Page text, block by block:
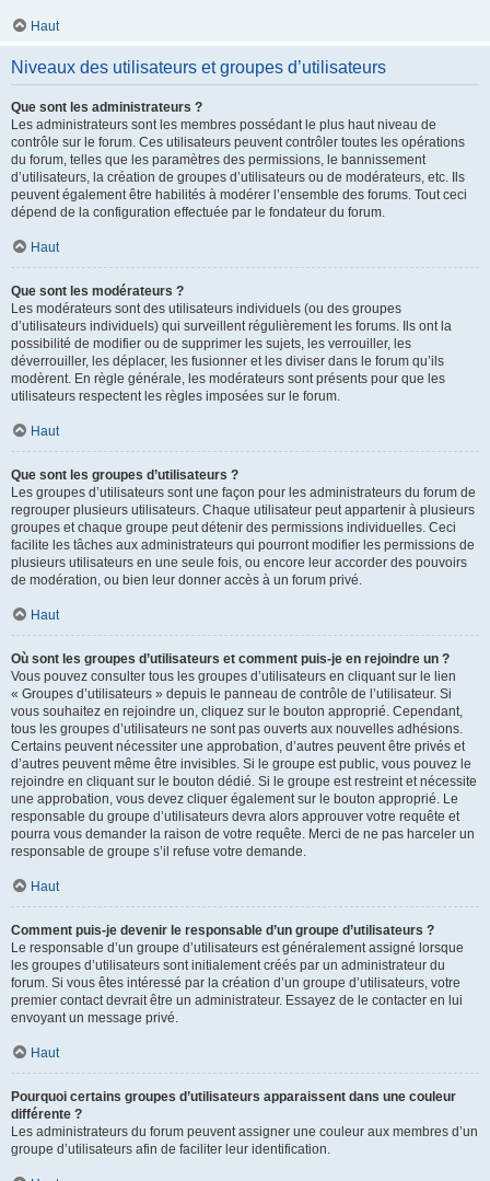
Haut
Niveaux des utilisateurs et groupes d’utilisateurs
Que sont les administrateurs ?
Les administrateurs sont les membres possédant le plus haut niveau de
contrôle sur le forum. Ces utilisateurs peuvent contrôler toutes les opérations
du forum, telles que les paramètres des permissions, le bannissement
d’utilisateurs, la création de groupes d’utilisateurs ou de modérateurs, etc. Ils
peuvent également être habilités à modérer l’ensemble des forums. Tout ceci
dépend de la configuration effectuée par le fondateur du forum.
Haut
Que sont les modérateurs ?
Les modérateurs sont des utilisateurs individuels (ou des groupes
d’utilisateurs individuels) qui surveillent régulièrement les forums. Ils ont la
possibilité de modifier ou de supprimer les sujets, les verrouiller, les
déverrouiller, les déplacer, les fusionner et les diviser dans le forum qu’ils
modèrent. En règle générale, les modérateurs sont présents pour que les
utilisateurs respectent les règles imposées sur le forum.
Haut
Que sont les groupes d’utilisateurs ?
Les groupes d’utilisateurs sont une façon pour les administrateurs du forum de
regrouper plusieurs utilisateurs. Chaque utilisateur peut appartenir à plusieurs
groupes et chaque groupe peut détenir des permissions individuelles. Ceci
facilite les tâches aux administrateurs qui pourront modifier les permissions de
plusieurs utilisateurs en une seule fois, ou encore leur accorder des pouvoirs
de modération, ou bien leur donner accès à un forum privé.
Haut
Où sont les groupes d’utilisateurs et comment puis-je en rejoindre un ?
Vous pouvez consulter tous les groupes d’utilisateurs en cliquant sur le lien
« Groupes d’utilisateurs » depuis le panneau de contrôle de l’utilisateur. Si
vous souhaitez en rejoindre un, cliquez sur le bouton approprié. Cependant,
tous les groupes d’utilisateurs ne sont pas ouverts aux nouvelles adhésions.
Certains peuvent nécessiter une approbation, d’autres peuvent être privés et
d’autres peuvent même être invisibles. Si le groupe est public, vous pouvez le
rejoindre en cliquant sur le bouton dédié. Si le groupe est restreint et nécessite
une approbation, vous devez cliquer également sur le bouton approprié. Le
responsable du groupe d’utilisateurs devra alors approuver votre requête et
pourra vous demander la raison de votre requête. Merci de ne pas harceler un
responsable de groupe s’il refuse votre demande.
Haut
Comment puis-je devenir le responsable d’un groupe d’utilisateurs ?
Le responsable d’un groupe d’utilisateurs est généralement assigné lorsque
les groupes d’utilisateurs sont initialement créés par un administrateur du
forum. Si vous êtes intéressé par la création d’un groupe d’utilisateurs, votre
premier contact devrait être un administrateur. Essayez de le contacter en lui
envoyant un message privé.
Haut
Pourquoi certains groupes d’utilisateurs apparaissent dans une couleur
différente ?
Les administrateurs du forum peuvent assigner une couleur aux membres d’un
groupe d’utilisateurs afin de faciliter leur identification.